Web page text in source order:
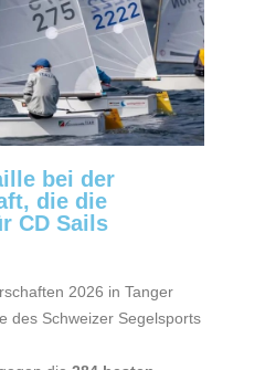
bei der
die die
CD Sails
2026 in Tanger
des Schweizer Segelsports